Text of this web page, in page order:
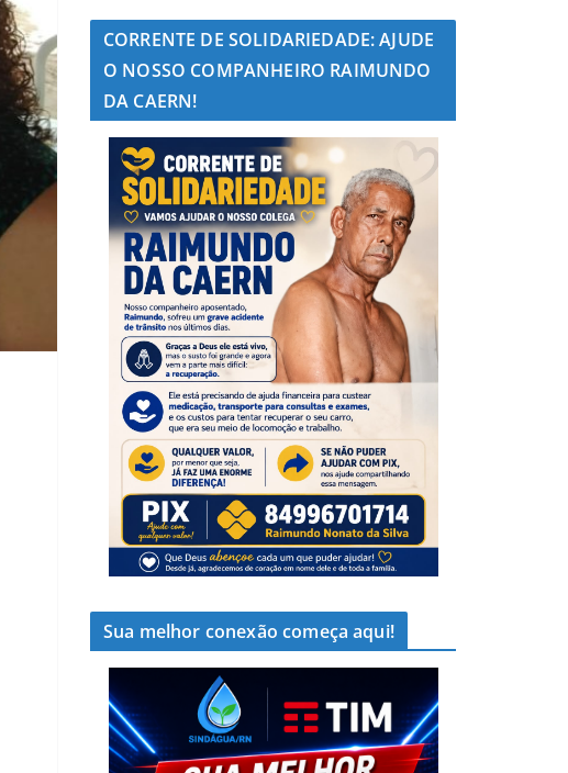
CORRENTE DE SOLIDARIEDADE: AJUDE
O NOSSO COMPANHEIRO RAIMUNDO
DA CAERN!
Sua melhor conexão começa aqui!